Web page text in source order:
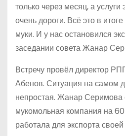
только через месяц, а
очень дороги. Всё это в
муки. И у нас остановился
заседании совета Жанар
Встречу провёл директор
Абенов. Ситуация на самом
непростая. Жанар Серимова
мукомольная компания на
работала для экспорта